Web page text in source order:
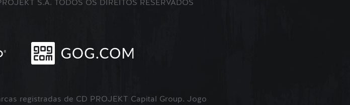
S.A. TODOS OS DIREITOS RESERVADOS
registradas de CD PROJEKT Capital Group. Jogo